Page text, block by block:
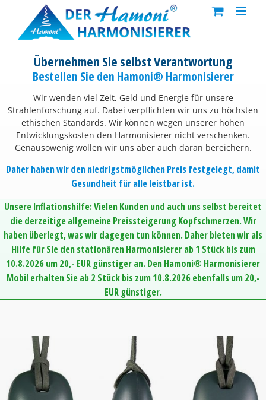
content
Übernehmen Sie selbst Verantwortung
Bestellen Sie den Hamoni® Harmonisierer
Wir wenden viel Zeit, Geld und Energie für unsere
Strahlenforschung auf. Dabei verpflichten wir uns zu höchsten
ethischen Standards. Wir können wegen unserer hohen
Entwicklungskosten den Harmonisierer nicht verschenken.
Genausowenig wollen wir uns aber auch daran bereichern.
Daher haben wir den niedrigstmöglichen Preis festgelegt, damit
Gesundheit für alle leistbar ist.
Unsere Inflationshilfe:Vielen Kunden und auch uns selbst bereitet
die derzeitige allgemeine Preissteigerung Kopfschmerzen. Wir
haben überlegt, was wir dagegen tun können. Daher bieten wir als
Hilfe für Sie den stationären Harmonisierer ab 1 Stück bis zum
10.8.2026 um 20,- EUR günstiger an. Den Hamoni® Harmonisierer
Mobil erhalten Sie ab 2 Stück bis zum 10.8.2026 ebenfalls um 20,-
EUR günstiger.